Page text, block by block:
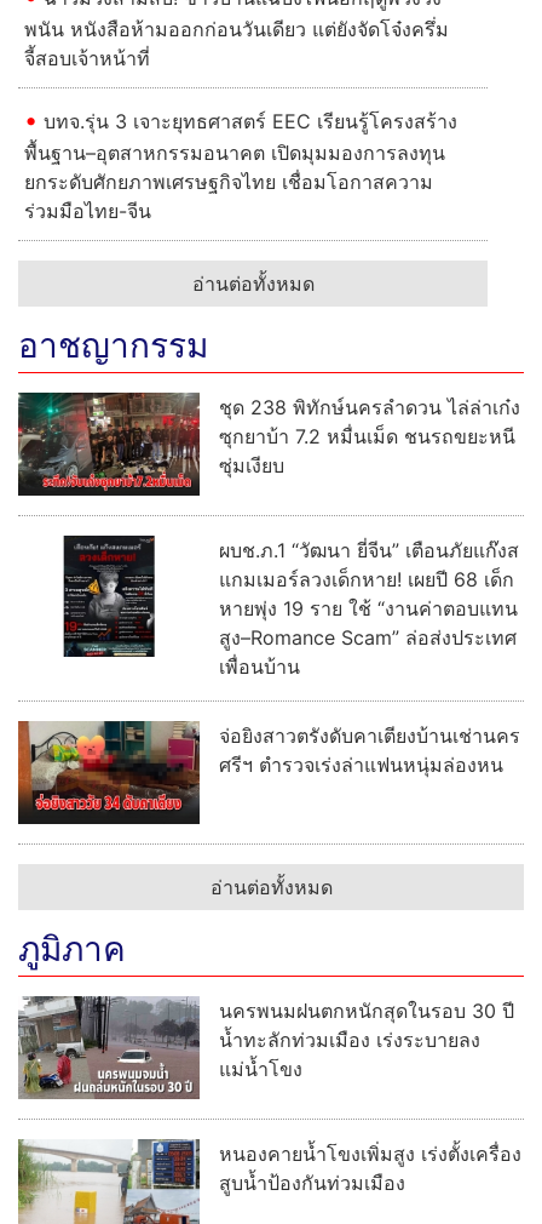
พนัน หนังสือห้ามออกก่อนวันเดียว แต่ยังจัดโจ๋งครึ่ม
จี้สอบเจ้าหน้าที่
บทจ.รุ่น 3 เจาะยุทธศาสตร์ EEC เรียนรู้โครงสร้าง
พื้นฐาน–อุตสาหกรรมอนาคต เปิดมุมมองการลงทุน
ยกระดับศักยภาพเศรษฐกิจไทย เชื่อมโอกาสความ
ร่วมมือไทย-จีน
อ่านต่อทั้งหมด
อาชญากรรม
ชุด 238 พิทักษ์นครลำดวน ไล่ล่าเก๋ง
ซุกยาบ้า 7.2 หมื่นเม็ด ชนรถขยะหนี
ซุ่มเงียบ
ผบช.ภ.1 “วัฒนา ยี่จีน” เตือนภัยแก๊งส
แกมเมอร์ลวงเด็กหาย! เผยปี 68 เด็ก
หายพุ่ง 19 ราย ใช้ “งานค่าตอบแทน
สูง–Romance Scam” ล่อส่งประเทศ
เพื่อนบ้าน
จ่อยิงสาวตรังดับคาเตียงบ้านเช่านคร
ศรีฯ ตำรวจเร่งล่าแฟนหนุ่มล่องหน
อ่านต่อทั้งหมด
ภูมิภาค
นครพนมฝนตกหนักสุดในรอบ 30 ปี
น้ำทะลักท่วมเมือง เร่งระบายลง
แม่น้ำโขง
หนองคายน้ำโขงเพิ่มสูง เร่งตั้งเครื่อง
สูบน้ำป้องกันท่วมเมือง